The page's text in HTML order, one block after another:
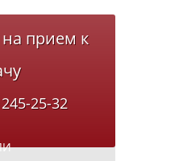
прием к
25-32